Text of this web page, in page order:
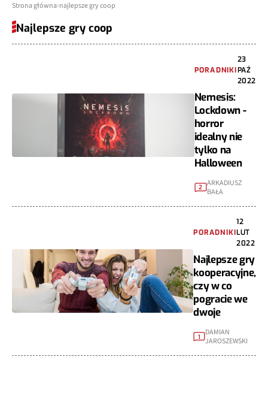
Strona główna najlepsze gry coop
Najlepsze gry coop
PORADNIKI
23
PAŹ
2022
Nemesis:
Lockdown -
horror
idealny nie
tylko na
Halloween
2 ARKADIUSZ
BAŁA
PORADNIKI
12
LUT
2022
Najlepsze gry
kooperacyjne,
czy w co
pogracie we
dwoje
1
DAMIAN
JAROSZEWSKI